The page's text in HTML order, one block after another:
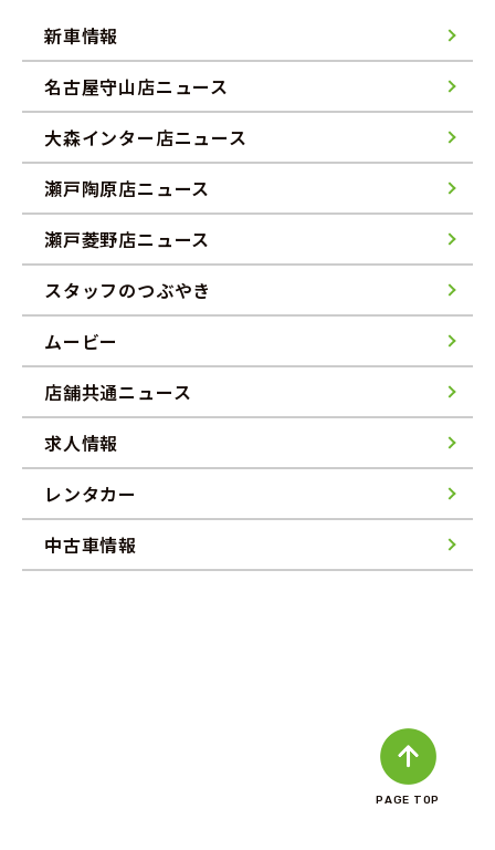
新車情報
名古屋守山店ニュース
大森インター店ニュース
瀬戸陶原店ニュース
瀬戸菱野店ニュース
スタッフのつぶやき
ムービー
店舗共通ニュース
求人情報
レンタカー
中古車情報
PAGE TOP